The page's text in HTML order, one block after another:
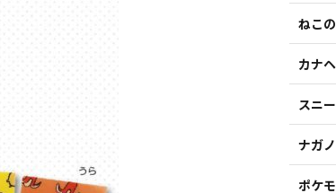
ねこ
カナ
スニ
ナガ
ポケ